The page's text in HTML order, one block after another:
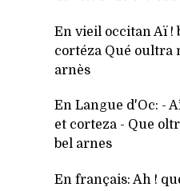
En vieil occitan Aï !
cortéza Qué oultra
arnès
En Langue d'Oc: -
et corteza - Que
bel arnes
En français: Ah !